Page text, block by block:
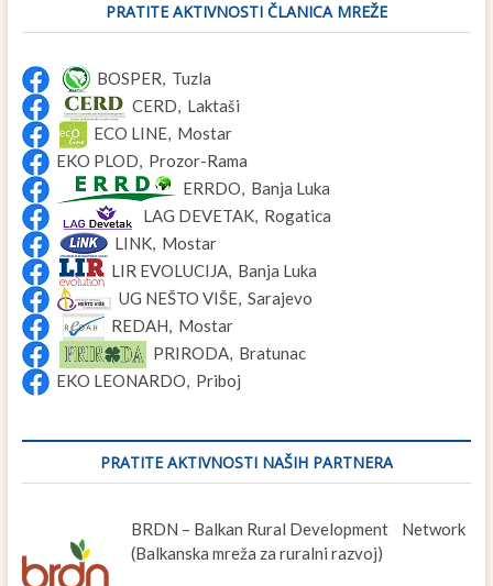
PRATITE AKTIVNOSTI ČLANICA MREŽE
BOSPER, Tuzla
CERD, Laktaši
ECO LINE, Mostar
EKO PLOD, Prozor-Rama
ERRDO, Banja Luka
LAG DEVETAK, Rogatica
LINK, Mostar
LIR EVOLUCIJA, Banja Luka
UG NEŠTO VIŠE, Sarajevo
REDAH, Mostar
PRIRODA, Bratunac
EKO LEONARDO, Priboj
PRATITE AKTIVNOSTI NAŠIH PARTNERA
BRDN – Balkan Rural Development Network
(Balkanska mreža za ruralni razvoj)